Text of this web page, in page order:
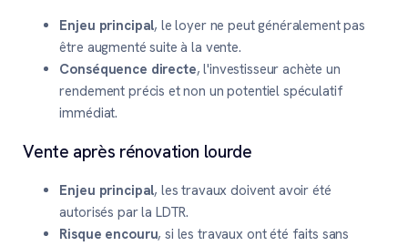
Enjeu principal, le loyer ne peut généralement pas
être augmenté suite à la vente.
Conséquence directe, l'investisseur achète un
rendement précis et non un potentiel spéculatif
immédiat.
Vente après rénovation lourde
Enjeu principal, les travaux doivent avoir été
autorisés par la LDTR.
Risque encouru, si les travaux ont été faits sans